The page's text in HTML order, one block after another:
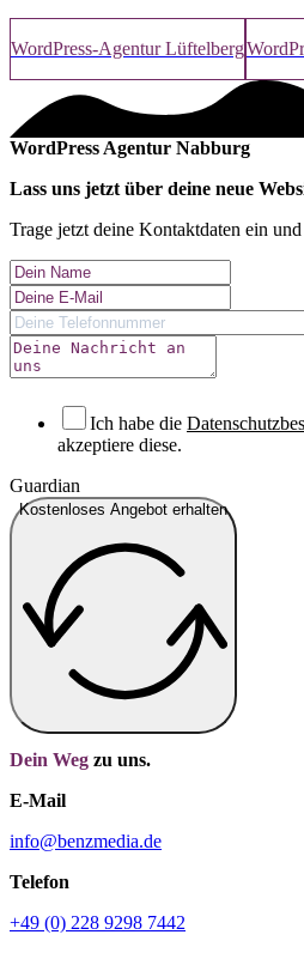
WordPress-Agentur Lüftelberg
WordPress Agentur Nabburg
Lass uns jetzt über deine neue
Trage jetzt deine Kontaktdaten ein
Ich habe die
akzeptiere diese.
Guardian
Kostenloses Angebot erhalten
Dein Weg zu uns.
E-Mail
info@benzmedia.de
Telefon
+49 (0) 228 9298 7442